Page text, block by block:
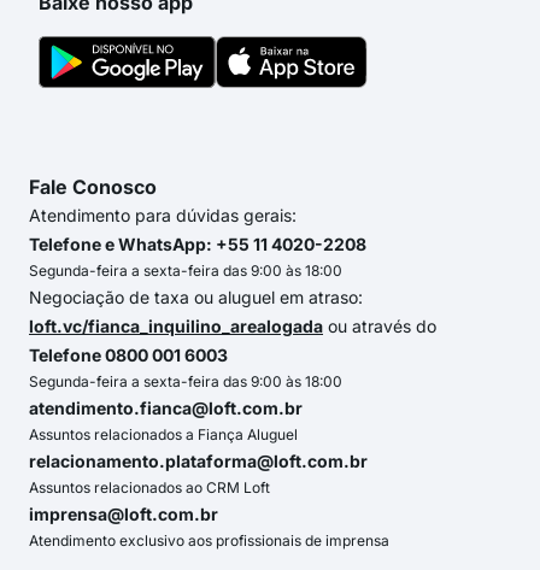
Fale Conosco
Atendimento para dúvidas gerais:
Telefone e WhatsApp: +55 11 4020-2208
Segunda-feira a sexta-feira das 9:00 às 18:00
Negociação de taxa ou aluguel em atraso:
loft.vc/fianca_inquilino_arealogada ou através do
Telefone 0800 001 6003
Segunda-feira a sexta-feira das 9:00 às 18:00
atendimento.fianca@loft.com.br
Assuntos relacionados a Fiança Aluguel
relacionamento.plataforma@loft.com.br
Assuntos relacionados ao CRM Loft
imprensa@loft.com.br
Atendimento exclusivo aos profissionais de imprensa